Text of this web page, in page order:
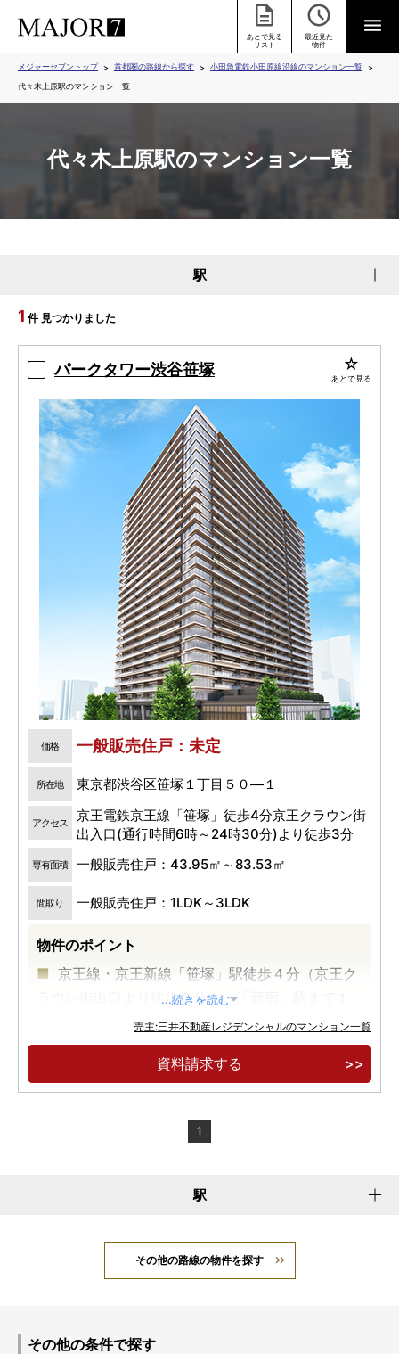
あとで見る
リスト
最近見た
物件
メジャーセブントップ 首都圏の路線から探す
小田急電鉄小田原線沿線のマンション一覧
代々木上原駅のマンション一覧
代々木上原駅のマンション一覧
駅
1 件 見つかりました
パークタワー渋谷笹塚 あとで見る
価格 一般販売住戸：未定
所在地 東京都渋谷区笹塚１丁目５０―１
アクセス
京王電鉄京王線「笹塚」徒歩4分京王クラウン街
出入口(通行時間6時～24時30分)より徒歩3分
専有面積 一般販売住戸：43.95㎡～83.53㎡
間取り 一般販売住戸：1LDK～3LDK
物件のポイント
京王線・京王新線「笹塚」駅徒歩４分（京王ク
ラウン街出口より徒歩３分）。「新宿」駅まで１
地上２８階建、全６５９邸。住・商・業・育の
一体複合開発、渋谷区最大級フラグシップタワー
レジデンス
標高約３７ｍの高台と周辺の住宅エリアが実現
...続きを読む
売主:三井不動産レジデンシャルのマンション一覧
資料請求する
1
駅
その他の路線の物件を探す
その他の条件で探す